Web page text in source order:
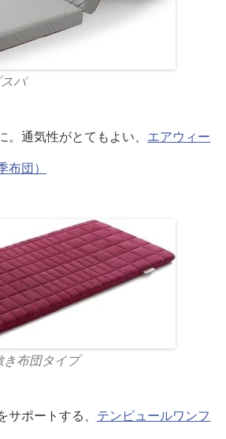
パ
。通気性がとてもよい、 エアウィー
布団）
き布団タイプ
サポートする、 テンピュールワンフ